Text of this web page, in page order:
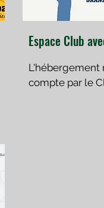
Espace Club
L'hébergement
compte par le